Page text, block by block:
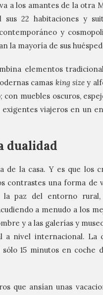
a los amantes de la otra
sus 22 habitaciones y
y
la mayoría de sus
elementos
camas king size y
muebles oscuros,
exigentes viajeros en un
dualidad
de la casa. Y es que los
contrastes una forma de
la paz del entorno
a menudo a los
y a las galerías y
a nivel internacional. La
sólo 15 minutos en coche
que ansían unas